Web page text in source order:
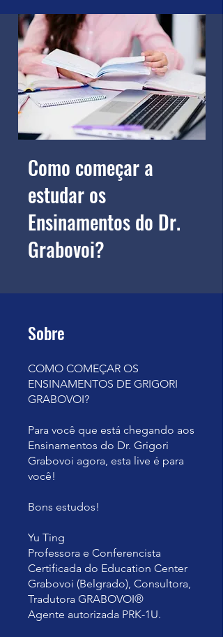
Como começar a
estudar os
Ensinamentos do Dr.
Grabovoi?
Sobre
COMO COMEÇAR OS
ENSINAMENTOS DE GRIGORI
GRABOVOI?
Para você que está chegando aos
Ensinamentos do Dr. Grigori
Grabovoi agora, esta live é para
você!
Bons estudos!
Yu Ting
Professora e Conferencista
Certificada do Education Center
Grabovoi (Belgrado), Consultora,
Tradutora GRABOVOI®